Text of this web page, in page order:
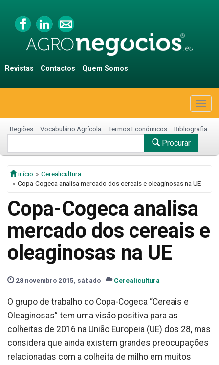
Revistas Contactos Quem Somos
Regiões Vocabulário Agrícola Termos Económicos Bibliografia
Procurar
início
Cerealicultura
Copa-Cogeca analisa mercado dos cereais e oleaginosas na UE
Copa-Cogeca analisa
mercado dos cereais e
oleaginosas na UE
28 novembro 2015, sábado Cerealicultura
O grupo de trabalho do Copa-Cogeca “Cereais e
Oleaginosas” tem uma visão positiva para as
colheitas de 2016 na União Europeia (UE) dos 28, mas
considera que ainda existem grandes preocupações
relacionadas com a colheita de milho em muitos